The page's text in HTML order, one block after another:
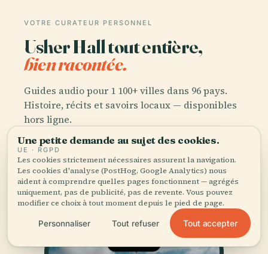
VOTRE CURATEUR PERSONNEL
Usher Hall tout entière,
bien racontée.
Guides audio pour 1 100+ villes dans 96 pays.
Histoire, récits et savoirs locaux — disponibles
hors ligne.
Télécharger l'application
Rejoignez 50 000+ voyageurs
Une petite demande au sujet des cookies.
UE · RGPD
Les cookies strictement nécessaires assurent la navigation.
Les cookies d'analyse (PostHog, Google Analytics) nous
aident à comprendre quelles pages fonctionnent — agrégés
uniquement, pas de publicité, pas de revente. Vous pouvez
modifier ce choix à tout moment depuis le pied de page.
Personnaliser Tout refuser Tout accepter